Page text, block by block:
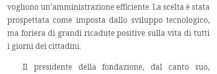
vogliono un’amministrazione efficiente. La scelta è stata
prospettata come imposta dallo sviluppo tecnologico,
ma foriera di grandi ricadute positive sulla vita di tutti
i giorni dei cittadini.
Il presidente della fondazione, dal canto suo,